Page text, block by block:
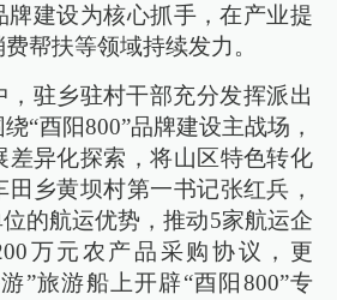
牌建设为核心抓手，在产业提
帮扶等领域持续发力。
，驻乡驻村干部充分发挥派出
“酉阳800”品牌建设主战场，
差异化探索，将山区特色转化
乡黄坝村第一书记张红兵，
的航运优势，推动5家航运企
万元农产品采购协议，更
”旅游船上开辟“酉阳800”专